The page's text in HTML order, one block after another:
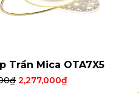
Trần Mica OTA7X5
₫ 2,277,000₫